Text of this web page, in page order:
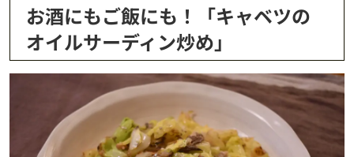
お酒にもご飯にも！「キャベツの
オイルサーディン炒め」